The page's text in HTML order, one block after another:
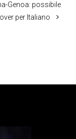
Genoa: possibile
per Italiano